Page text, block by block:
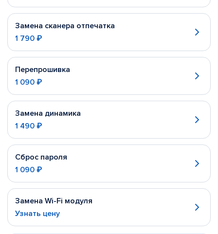
Замена сканера отпечатка
1 790 ₽
Перепрошивка
1 090 ₽
Замена динамика
1 490 ₽
Сброс пароля
1 090 ₽
Замена Wi-Fi модуля
Узнать цену